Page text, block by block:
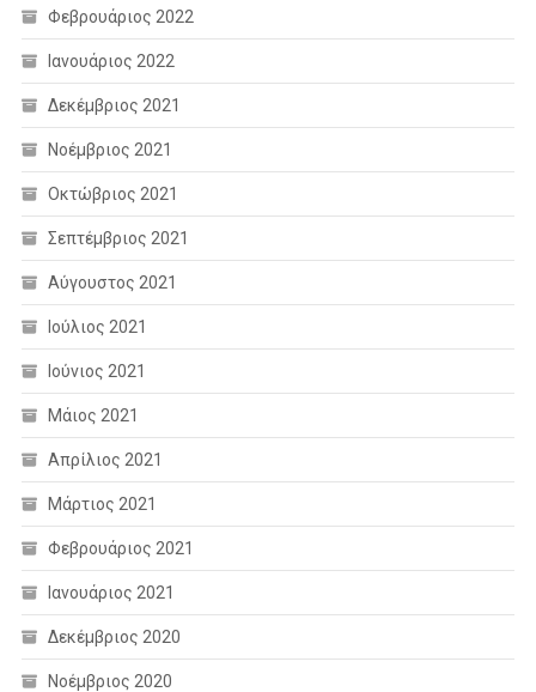
Φεβρουάριος 2022
Ιανουάριος 2022
Δεκέμβριος 2021
Νοέμβριος 2021
Οκτώβριος 2021
Σεπτέμβριος 2021
Αύγουστος 2021
Ιούλιος 2021
Ιούνιος 2021
Μάιος 2021
Απρίλιος 2021
Μάρτιος 2021
Φεβρουάριος 2021
Ιανουάριος 2021
Δεκέμβριος 2020
Νοέμβριος 2020